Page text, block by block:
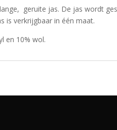
geruite jas. De jas wordt
is verkrijgbaar in één maat.
en 10% wol.